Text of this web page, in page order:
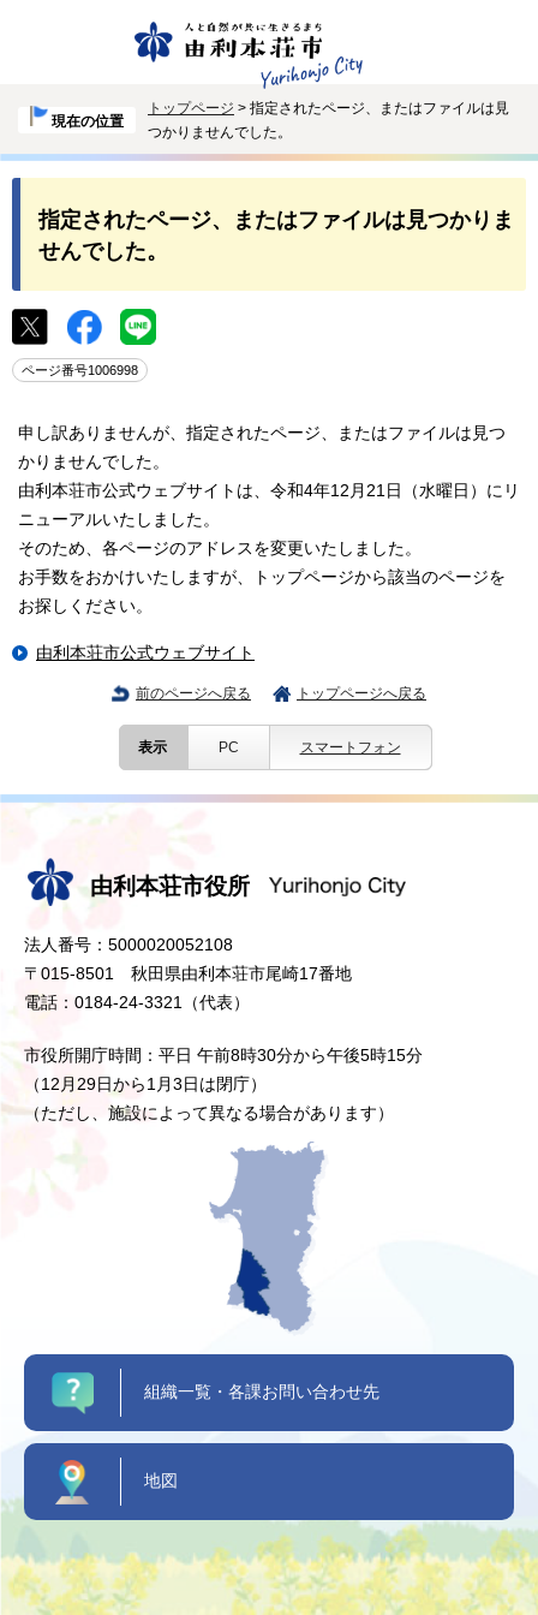
現在の位置
トップページ > 指定されたページ、またはファイルは見
つかりませんでした。
指定されたページ、またはファイルは見つかりま
せんでした。
ページ番号1006998
申し訳ありませんが、指定されたページ、またはファイルは見つ
かりませんでした。
由利本荘市公式ウェブサイトは、令和4年12月21日（水曜日）にリ
ニューアルいたしました。
そのため、各ページのアドレスを変更いたしました。
お手数をおかけいたしますが、トップページから該当のページを
お探しください。
由利本荘市公式ウェブサイト
前のページへ戻る トップページへ戻る
表示 PC スマートフォン
由利本荘市役所
法人番号：5000020052108
〒015-8501 秋田県由利本荘市尾崎17番地
電話：0184-24-3321（代表）
市役所開庁時間：平日 午前8時30分から午後5時15分
（12月29日から1月3日は閉庁）
（ただし、施設によって異なる場合があります）
組織一覧・各課お問い合わせ先
地図